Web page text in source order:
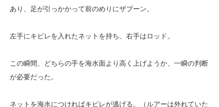
あり、足が引っかかって前のめりにザブーン。
左手にキビレを入れたネットを持ち、右手はロッド。
この瞬間、どちらの手を海水面より高く上げようか、一瞬の判断
が必要だった。
ネットを海水につければキビレが逃げる。（ルアーは外れていた